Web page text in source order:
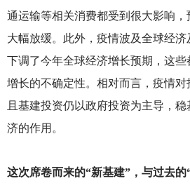
通运输等相关消费都受到很大影响
大幅放缓。此外，疫情波及全球经济
下调了今年全球经济增长预期，这
增长的不确定性。相对而言，疫情对
且基建投资仍以政府投资为主导，
济的作用。
这次席卷而来的“新基建”，与过去